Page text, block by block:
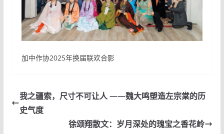
加中作协2025年换届联欢合影
我之疆索，尺寸不可让人 ——魏大鸣塑造左宗棠的历
史气度
徐颂翔散文：岁月深处的瑰宝之香花岭